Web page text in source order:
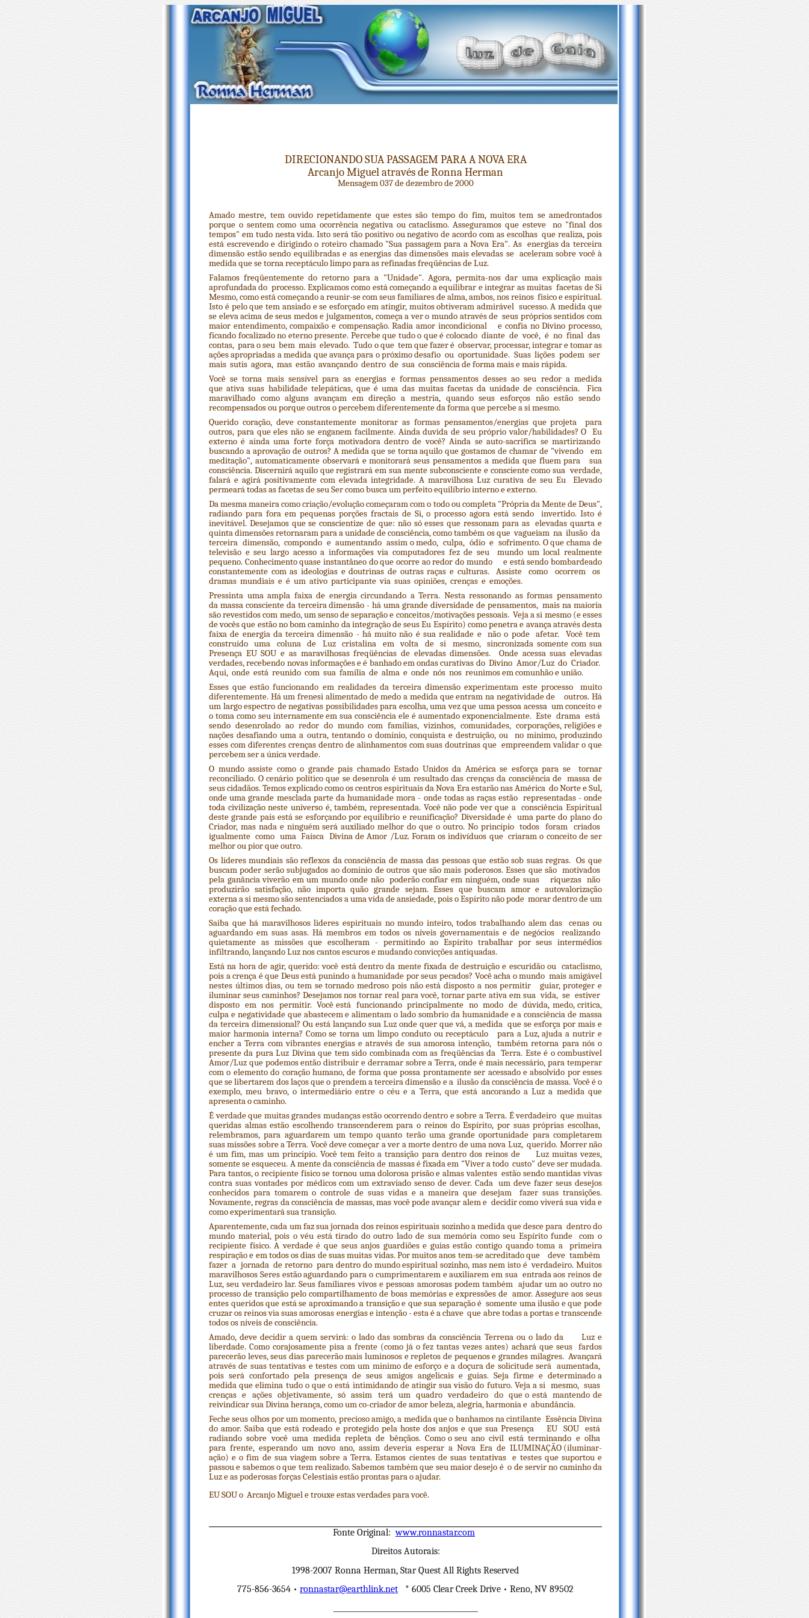
DIRECIONANDO SUA PASSAGEM PARA A NOVA ERA
Arcanjo Miguel através de Ronna Herman
Mensagem 037 de dezembro de 2000
Amado mestre, tem ouvido repetidamente que estes são tempo do fim, muitos tem se amedrontados
porque o sentem como uma ocorrência negativa ou cataclismo. Asseguramos que esteve no "final dos
tempos" em tudo nesta vida. Isto será tão positivo ou negativo de acordo com as escolhas que realiza, pois
está escrevendo e dirigindo o roteiro chamado "Sua passagem para a Nova Era". As energias da terceira
dimensão estão sendo equilibradas e as energias das dimensões mais elevadas se aceleram sobre você à
medida que se torna receptáculo limpo para as refinadas freqüências de Luz.
Falamos freqüentemente do retorno para a "Unidade". Agora, permita-nos dar uma explicação mais
aprofundada do processo. Explicamos como está começando a equilibrar e integrar as muitas facetas de Si
Mesmo, como está começando a reunir-se com seus familiares de alma, ambos, nos reinos físico e espiritual.
Isto é pelo que tem ansiado e se esforçado em atingir, muitos obtiveram admirável sucesso. A medida que
se eleva acima de seus medos e julgamentos, começa a ver o mundo através de seus próprios sentidos com
maior entendimento, compaixão e compensação. Radia amor incondicional e confia no Divino processo,
ficando focalizado no eterno presente. Percebe que tudo o que é colocado diante de você, é no final das
contas, para o seu bem mais elevado. Tudo o que tem que fazer é observar, processar, integrar e tomar as
ações apropriadas a medida que avança para o próximo desafio ou oportunidade. Suas lições podem ser
mais sutis agora, mas estão avançando dentro de sua consciência de forma mais e mais rápida.
Você se torna mais sensível para as energias e formas pensamentos desses ao seu redor a medida
que ativa suas habilidade telepáticas, que é uma das muitas facetas da unidade de consciência. Fica
maravilhado como alguns avançam em direção a mestria, quando seus esforços não estão sendo
recompensados ou porque outros o percebem diferentemente da forma que percebe a si mesmo.
Querido coração, deve constantemente monitorar as formas pensamentos/energias que projeta para
outros, para que eles não se enganem facilmente. Ainda duvida de seu próprio valor/habilidades? O Eu
externo é ainda uma forte força motivadora dentro de você? Ainda se auto-sacrifica se martirizando
buscando a aprovação de outros? A medida que se torna aquilo que gostamos de chamar de "vivendo em
meditação", automaticamente observará e monitorará seus pensamentos a medida que fluem para sua
consciência. Discernirá aquilo que registrará em sua mente subconsciente e consciente como sua verdade,
falará e agirá positivamente com elevada integridade. A maravilhosa Luz curativa de seu Eu Elevado
permeará todas as facetas de seu Ser como busca um perfeito equilíbrio interno e externo.
Da mesma maneira como criação/evolução começaram com o todo ou completa "Própria da Mente de Deus",
radiando para fora em pequenas porções fractais de Si, o processo agora está sendo invertido. Isto é
inevitável. Desejamos que se conscientize de que: não só esses que ressonam para as elevadas quarta e
quinta dimensões retornaram para a unidade de consciência, como também os que vagueiam na ilusão da
terceira dimensão, compondo e aumentando assim o medo, culpa, ódio e sofrimento. O que chama de
televisão e seu largo acesso a informações via computadores fez de seu mundo um local realmente
pequeno. Conhecimento quase instantâneo do que ocorre ao redor do mundo e está sendo bombardeado
constantemente com as ideologias e doutrinas de outras raças e culturas. Assiste como ocorrem os
dramas mundiais e é um ativo participante via suas opiniões, crenças e emoções.
Pressinta uma ampla faixa de energia circundando a Terra. Nesta ressonando as formas pensamento
da massa consciente da terceira dimensão - há uma grande diversidade de pensamentos, mais na maioria
são revestidos com medo, um senso de separação e conceitos/motivações pessoais. Veja a si mesmo (e esses
de vocês que estão no bom caminho da integração de seus Eu Espírito) como penetra e avança através desta
faixa de energia da terceira dimensão - há muito não é sua realidade e não o pode afetar. Você tem
construído uma coluna de Luz cristalina em volta de si mesmo, sincronizada somente com sua
Presença EU SOU e as maravilhosas freqüências de elevadas dimensões. Onde acessa suas elevadas
verdades, recebendo novas informações e é banhado em ondas curativas do Divino Amor/Luz do Criador.
Aqui, onde está reunido com sua família de alma e onde nós nos reunimos em comunhão e união.
Esses que estão funcionando em realidades da terceira dimensão experimentam este processo muito
diferentemente. Há um frenesi alimentado de medo a medida que entram na negatividade de outros. Há
um largo espectro de negativas possibilidades para escolha, uma vez que uma pessoa acessa um conceito e
o toma como seu internamente em sua consciência ele é aumentado exponencialmente. Este drama está
sendo desenrolado ao redor do mundo com famílias, vizinhos, comunidades, corporações, religiões e
nações desafiando uma a outra, tentando o domínio, conquista e destruição, ou no mínimo, produzindo
esses com diferentes crenças dentro de alinhamentos com suas doutrinas que empreendem validar o que
percebem ser a única verdade.
O mundo assiste como o grande país chamado Estado Unidos da América se esforça para se tornar
reconciliado. O cenário político que se desenrola é um resultado das crenças da consciência de massa de
seus cidadãos. Temos explicado como os centros espirituais da Nova Era estarão nas América do Norte e Sul,
onde uma grande mesclada parte da humanidade mora - onde todas as raças estão representadas - onde
toda civilização neste universo é, também, representada. Você não pode ver que a consciência Espiritual
deste grande país está se esforçando por equilíbrio e reunificação? Diversidade é uma parte do plano do
Criador, mas nada e ninguém será auxiliado melhor do que o outro. No princípio todos foram criados
igualmente como uma Faísca Divina de Amor /Luz. Foram os indivíduos que criaram o conceito de ser
melhor ou pior que outro.
Os líderes mundiais são reflexos da consciência de massa das pessoas que estão sob suas regras. Os que
buscam poder serão subjugados ao domínio de outros que são mais poderosos. Esses que são motivados
pela ganância viverão em um mundo onde não poderão confiar em ninguém, onde suas riquezas não
produzirão satisfação, não importa quão grande sejam. Esses que buscam amor e autovalorização
externa a si mesmo são sentenciados a uma vida de ansiedade, pois o Espírito não pode morar dentro de um
coração que está fechado.
Saiba que há maravilhosos lideres espirituais no mundo inteiro, todos trabalhando alem das cenas ou
aguardando em suas asas. Há membros em todos os níveis governamentais e de negócios realizando
quietamente as missões que escolheram - permitindo ao Espírito trabalhar por seus intermédios
infiltrando, lançando Luz nos cantos escuros e mudando convicções antiquadas.
Está na hora de agir, querido: você está dentro da mente fixada de destruição e escuridão ou cataclismo,
pois a crença é que Deus está punindo a humanidade por seus pecados? Você acha o mundo mais amigável
nestes últimos dias, ou tem se tornado medroso pois não está disposto a nos permitir guiar, proteger e
iluminar seus caminhos? Desejamos nos tornar real para você, tornar parte ativa em sua vida, se estiver
disposto em nos permitir. Você está funcionando principalmente no modo de dúvida, medo, critica,
culpa e negatividade que abastecem e alimentam o lado sombrio da humanidade e a consciência de massa
da terceira dimensional? Ou está lançando sua Luz onde quer que vá, a medida que se esforça por mais e
maior harmonia interna? Como se torna um limpo conduto ou receptáculo para a Luz, ajuda a nutrir e
encher a Terra com vibrantes energias e através de sua amorosa intenção, também retorna para nós o
presente da pura Luz Divina que tem sido combinada com as freqüências da Terra. Este é o combustível
Amor/Luz que podemos então distribuir e derramar sobre a Terra, onde é mais necessário, para temperar
com o elemento do coração humano, de forma que possa prontamente ser acessado e absolvido por esses
que se libertarem dos laços que o prendem a terceira dimensão e a ilusão da consciência de massa. Você é o
exemplo, meu bravo, o intermediário entre o céu e a Terra, que está ancorando a Luz a medida que
apresenta o caminho.
É verdade que muitas grandes mudanças estão ocorrendo dentro e sobre a Terra. É verdadeiro que muitas
queridas almas estão escolhendo transcenderem para o reinos do Espírito, por suas próprias escolhas,
relembramos, para aguardarem um tempo quanto terão uma grande oportunidade para completarem
suas missões sobre a Terra. Você deve começar a ver a morte dentro de uma nova Luz, querido. Morrer não
é um fim, mas um princípio. Você tem feito a transição para dentro dos reinos de Luz muitas vezes,
somente se esqueceu. A mente da consciência de massas é fixada em "Viver a todo custo" deve ser mudada.
Para tantos, o recipiente físico se tornou uma dolorosa prisão e almas valentes estão sendo mantidas vivas
contra suas vontades por médicos com um extraviado senso de dever. Cada um deve fazer seus desejos
conhecidos para tomarem o controle de suas vidas e a maneira que desejam fazer suas transições.
Novamente, regras da consciência de massas, mas você pode avançar alem e decidir como viverá sua vida e
como experimentará sua transição.
Aparentemente, cada um faz sua jornada dos reinos espirituais sozinho a medida que desce para dentro do
mundo material, pois o véu está tirado do outro lado de sua memória como seu Espírito funde com o
recipiente físico. A verdade é que seus anjos guardiões e guias estão contigo quando toma a primeira
respiração e em todos os dias de suas muitas vidas. Por muitos anos tem-se acreditado que deve também
fazer a jornada de retorno para dentro do mundo espiritual sozinho, mas nem isto é verdadeiro. Muitos
maravilhosos Seres estão aguardando para o cumprimentarem e auxiliarem em sua entrada aos reinos de
Luz, seu verdadeiro lar. Seus familiares vivos e pessoas amorosas podem também ajudar um ao outro no
processo de transição pelo compartilhamento de boas memórias e expressões de amor. Assegure aos seus
entes queridos que está se aproximando a transição e que sua separação é somente uma ilusão e que pode
cruzar os reinos via suas amorosas energias e intenção - esta é a chave que abre todas a portas e transcende
todos os níveis de consciência.
Amado, deve decidir a quem servirá: o lado das sombras da consciência Terrena ou o lado da Luz e
liberdade. Como corajosamente pisa a frente (como já o fez tantas vezes antes) achará que seus fardos
parecerão leves, seus dias parecerão mais luminosos e repletos de pequenos e grandes milagres. Avançará
através de suas tentativas e testes com um mínimo de esforço e a doçura de solicitude será aumentada,
pois será confortado pela presença de seus amigos angelicais e guias. Seja firme e determinado a
medida que elimina tudo o que o está intimidando de atingir sua visão do futuro. Veja a si mesmo, suas
crenças e ações objetivamente, só assim terá um quadro verdadeiro do que o está mantendo de
reivindicar sua Divina herança, como um co-criador de amor beleza, alegria, harmonia e abundância.
Feche seus olhos por um momento, precioso amigo, a medida que o banhamos na cintilante Essência Divina
do amor. Saiba que está rodeado e protegido pela hoste dos anjos e que sua Presença EU SOU está
radiando sobre você uma medida repleta de bênçãos. Como o seu ano civil está terminando e olha
para frente, esperando um novo ano, assim deveria esperar a Nova Era de ILUMINAÇÃO (iluminar-
ação) e o fim de sua viagem sobre a Terra. Estamos cientes de suas tentativas e testes que suportou e
passou e sabemos o que tem realizado. Sabemos também que seu maior desejo é o de servir no caminho da
Luz e as poderosas forças Celestiais estão prontas para o ajudar.
EU SOU o Arcanjo Miguel e trouxe estas verdades para você.
Fonte Original:www.ronnastar.com
Direitos Autorais:
1998-2007 Ronna Herman, Star Quest All Rights Reserved
775-856-3654 • ronnastar@earthlink.net * 6005 Clear Creek Drive • Reno, NV 89502